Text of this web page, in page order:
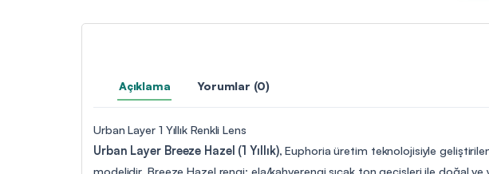
Açıklama Yorumlar (0)
Urban Layer 1 Yıllık Renkli Lens
Urban Layer Breeze Hazel (1 Yıllık), Euphoria üretim teknolojisiyle
modelidir. Breeze Hazel rengi; ela/kahverengi sıcak ton geçişleri ile doğal ve